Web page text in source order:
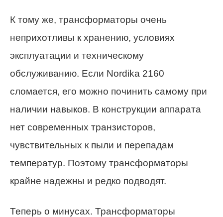
К тому же, трансформаторы очень
неприхотливы к хранению, условиях
эксплуатации и техническому
обслуживанию. Если Nordika 2160
сломается, его можно починить самому при
наличии навыков. В конструкции аппарата
нет современных транзисторов,
чувствительных к пыли и перепадам
температур. Поэтому трансформаторы
крайне надежны и редко подводят.
Теперь о минусах. Трансформаторы